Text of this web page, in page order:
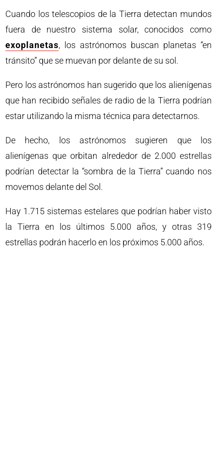
Cuando los telescopios de la Tierra detectan mundos
fuera de nuestro sistema solar, conocidos como
exoplanetas, los astrónomos buscan planetas “en
tránsito” que se muevan por delante de su sol.
Pero los astrónomos han sugerido que los alienígenas
que han recibido señales de radio de la Tierra podrían
estar utilizando la misma técnica para detectarnos.
De hecho, los astrónomos sugieren que los
alienígenas que orbitan alrededor de 2.000 estrellas
podrían detectar la “sombra de la Tierra” cuando nos
movemos delante del Sol.
Hay 1.715 sistemas estelares que podrían haber visto
la Tierra en los últimos 5.000 años, y otras 319
estrellas podrán hacerlo en los próximos 5.000 años.